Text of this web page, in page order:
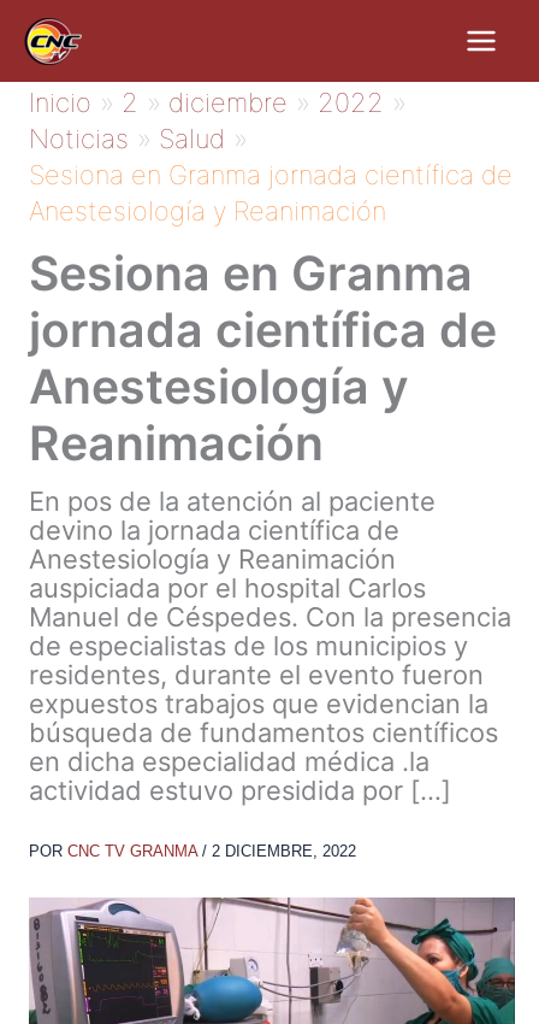
contenido
Inicio 2 diciembre
2022
Noticias
Salud
Sesiona en Granma jornada científica de
Anestesiología y Reanimación
Sesiona en Granma
jornada científica de
Anestesiología y
Reanimación
En pos de la atención al paciente
devino la jornada científica de
Anestesiología y Reanimación
auspiciada por el hospital Carlos
Manuel de Céspedes. Con la presencia
de especialistas de los municipios y
residentes, durante el evento fueron
expuestos trabajos que evidencian la
búsqueda de fundamentos científicos
en dicha especialidad médica .la
actividad estuvo presidida por […]
POR CNC TV GRANMA / 2 DICIEMBRE, 2022